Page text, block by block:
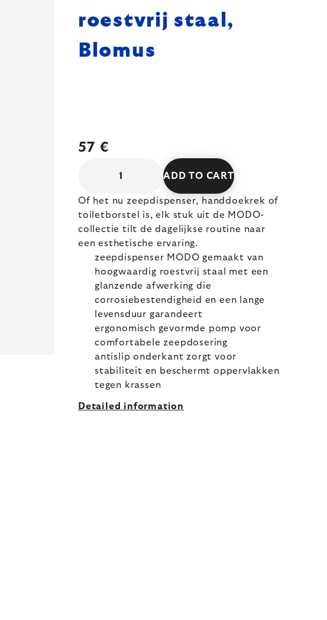
roestvrij staal,
Blomus
57 €
ADD TO CART
Of het nu zeepdispenser, handdoekrek of
toiletborstel is, elk stuk uit de MODO-
collectie tilt de dagelijkse routine naar
een esthetische ervaring.
zeepdispenser MODO gemaakt van
hoogwaardig roestvrij staal met een
glanzende afwerking die
corrosiebestendigheid en een lange
levensduur garandeert
ergonomisch gevormde pomp voor
comfortabele zeepdosering
antislip onderkant zorgt voor
stabiliteit en beschermt oppervlakken
tegen krassen
Detailed information